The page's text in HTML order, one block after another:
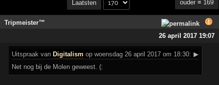
Laatsten ouder ≡ 169
Tripmeister™
26 april 2017 19:07
Uitspraak van Digitalism op woensdag 26 april 2017 om 18:30: ▶
Net nog bij de Molen geweest. (: